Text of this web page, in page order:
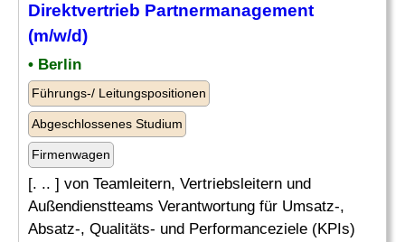
Direktvertrieb Partnermanagement
(m/w/d)
• Berlin
Führungs-/ Leitungspositionen
Abgeschlossenes Studium
Firmenwagen
[. .. ] von Teamleitern, Vertriebsleitern und
Außendienstteams Verantwortung für Umsatz-,
Absatz-, Qualitäts- und Performanceziele (KPIs)